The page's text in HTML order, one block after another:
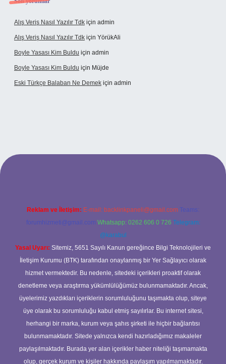
Alış Veriş Nasıl Yazılır Tdk için admin
Alış Veriş Nasıl Yazılır Tdk için YörükAli
Boyle Yasası Kim Buldu için admin
Boyle Yasası Kim Buldu için Müjde
Eski Türkçe Balaban Ne Demek için admin
casino
Reklam ve İletişim: E-mail: backlinkpaneli@gmail.com Teams:
forumhizmeti@gmail.com Whatsapp: 0262 606 0 726 Telegram:
@karabul
Yasal Uyarı: Sitemiz, 5651 Sayılı Kanun gereğince Bilgi Teknolojileri ve
İletişim Kurumu (BTK) tarafından onaylanmış bir Yer Sağlayıcı olarak
hizmet vermektedir. Bu nedenle, sitedeki içerikleri proaktif olarak
denetleme veya araştırma yükümlülüğümüz bulunmamaktadır. Ancak,
üyelerimiz yazdıkları içeriklerin sorumluluğunu taşımakta olup, siteye
üye olarak bu sorumluluğu kabul etmiş sayılırlar. Bu internet sitesi,
herhangi bir marka, kurum veya şahıs şirketi ile hiçbir bağlantısı
bulunmamaktadır. Sitede yalnızca kendi hazırladığımız makaleler
paylaşılmaktadır. Burada yer alan içerikler haber niteliği taşımamakta
olup, gerçek kurum ve kişiler hakkında paylaşım yapılmamaktadır.